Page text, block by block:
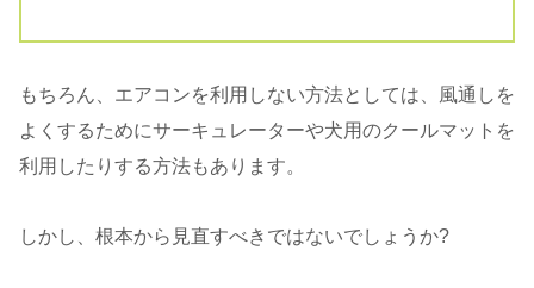
もちろん、エアコンを利用しない方法としては、風通しを
よくするためにサーキュレーターや犬用のクールマットを
利用したりする方法もあります。
しかし、根本から見直すべきではないでしょうか?